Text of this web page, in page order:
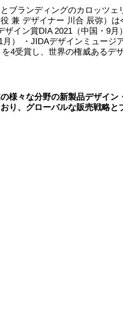
ブランディングのカロッツ
兼 デザイナー 川合 辰弥）
ザイン賞DIA 2021（中国・9
月） ・JIDAデザインミュージ
4受賞し、世界の権威あるデ
様々な分野の新製品デザイン
り、グローバルな販売戦略